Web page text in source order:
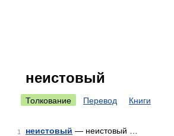
неистовый
Толкование Перевод Книги
1 неистовый — неистовый …